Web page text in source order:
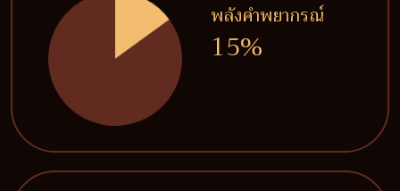
พลังคำพยากรณ์
15%